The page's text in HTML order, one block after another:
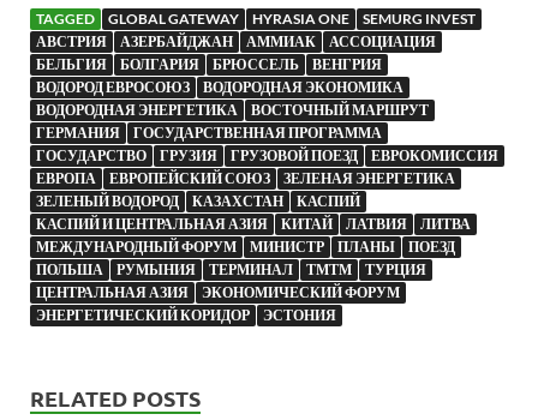
TAGGED GLOBAL GATEWAY HYRASIA ONE
SEMURG INVEST
АВСТРИЯ
АЗЕРБАЙДЖАН АММИАК
АССОЦИАЦИЯ
БЕЛЬГИЯ
БОЛГАРИЯ БРЮССЕЛЬ
ВЕНГРИЯ
ВОДОРОД ЕВРОСОЮЗ
ВОДОРОДНАЯ ЭКОНОМИКА
ВОДОРОДНАЯ ЭНЕРГЕТИКА
ВОСТОЧНЫЙ МАРШРУТ
ГЕРМАНИЯ
ГОСУДАРСТВЕННАЯ ПРОГРАММА
ГОСУДАРСТВО
ГРУЗИЯ ГРУЗОВОЙ ПОЕЗД
ЕВРОКОМИССИЯ
ЕВРОПА
ЕВРОПЕЙСКИЙ СОЮЗ
ЗЕЛЕНАЯ ЭНЕРГЕТИКА
ЗЕЛЕНЫЙ ВОДОРОД
КАЗАХСТАН
КАСПИЙ
КАСПИЙ И ЦЕНТРАЛЬНАЯ АЗИЯ
КИТАЙ ЛАТВИЯ
ЛИТВА
МЕЖДУНАРОДНЫЙ ФОРУМ
МИНИСТР ПЛАНЫ
ПОЕЗД
ПОЛЬША
РУМЫНИЯ ТЕРМИНАЛ ТМТМ
ТУРЦИЯ
ЦЕНТРАЛЬНАЯ АЗИЯ
ЭКОНОМИЧЕСКИЙ ФОРУМ
ЭНЕРГЕТИЧЕСКИЙ КОРИДОР
ЭСТОНИЯ
RELATED POSTS